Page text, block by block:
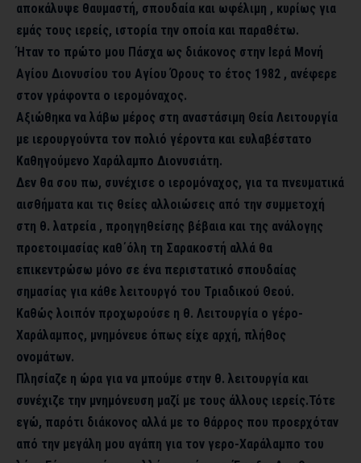
αποκάλυψε θαυμαστή, σπουδαία και ωφέλιμη , κυρίως για
εμάς τους ιερείς, ιστορία την οποία και παραθέτω.
Ήταν το πρώτο μου Πάσχα ως διάκονος στην Ιερά Μονή
Αγίου Διονυσίου του Αγίου Όρους το έτος 1982 , ανέφερε
στον γράφοντα ο ιερομόναχος.
Αξιώθηκα να λάβω μέρος στη αναστάσιμη Θεία Λειτουργία
με ιερουργούντα τον πολιό γέροντα και ευλαβέστατο
Καθηγούμενο Χαράλαμπο Διονυσιάτη.
Δεν θα σου πω, συνέχισε ο ιερομόναχος, για τα πνευματικά
αισθήματα και τις θείες αλλοιώσεις από την συμμετοχή
στη θ. λατρεία , προηγηθείσης βέβαια και της ανάλογης
προετοιμασίας καθ΄όλη τη Σαρακοστή αλλά θα
επικεντρώσω μόνο σε ένα περιστατικό σπουδαίας
σημασίας για κάθε λειτουργό του Τριαδικού Θεού.
Καθώς λοιπόν προχωρούσε η θ. Λειτουργία ο γέρο-
Χαράλαμπος, μνημόνευε όπως είχε αρχή, πλήθος
ονομάτων.
Πλησίαζε η ώρα για να μπούμε στην θ. λειτουργία και
συνέχιζε την μνημόνευση μαζί με τους άλλους ιερείς.Τότε
εγώ, παρότι διάκονος αλλά με το θάρρος που προερχόταν
από την μεγάλη μου αγάπη για τον γερο-Χαράλαμπο του